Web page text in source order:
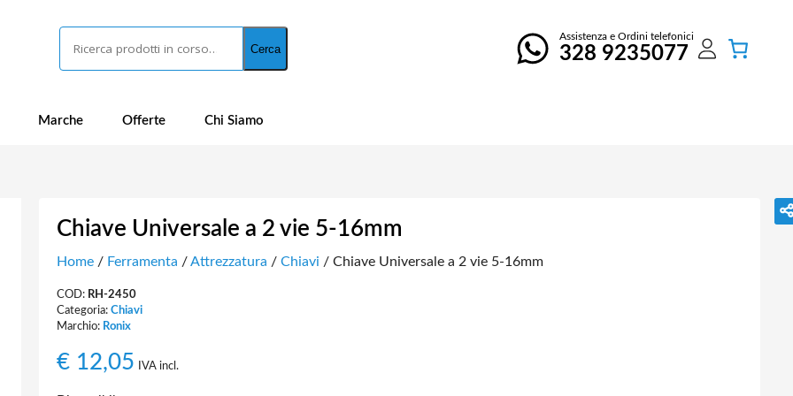
Cerca
Assistenza e Ordini telefonici
328 9235077
Marche Offerte Chi Siamo
Chiave Universale a 2 vie 5-16mm
Home/ Ferramenta /Attrezzatura / Chiavi / Chiave Universale a 2 vie 5-16mm
COD: RH-2450
Categoria: Chiavi
Marchio: Ronix
€12,05 IVA incl.